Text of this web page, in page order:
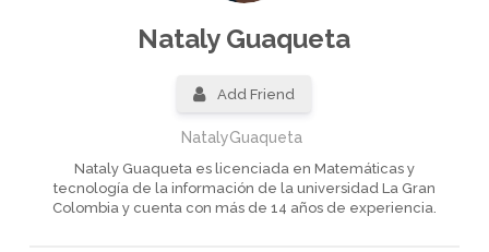
Nataly Guaqueta
Add Friend
NatalyGuaqueta
Nataly Guaqueta es licenciada en Matemáticas y
tecnología de la información de la universidad La Gran
Colombia y cuenta con más de 14 años de experiencia.